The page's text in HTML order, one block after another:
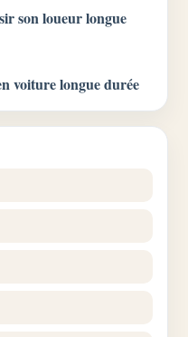
son loueur longue
voiture longue durée